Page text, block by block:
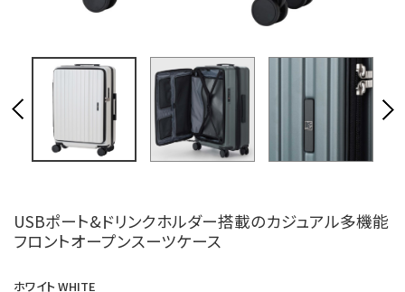
USBポート&ドリンクホルダー搭載のカジュアル多機能
フロントオープンスーツケース
ホワイト WHITE